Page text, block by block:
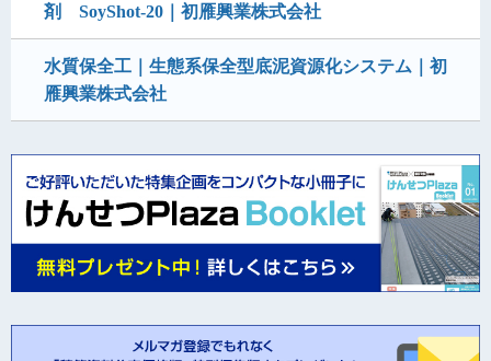
剤 SoyShot-20｜初雁興業株式会社
水質保全工｜生態系保全型底泥資源化システム｜初
雁興業株式会社